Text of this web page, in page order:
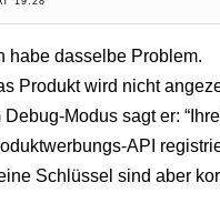
habe dasselbe Problem.
Produkt wird nicht
Debug-Modus sagt er:
API
Schlüssel sind aber